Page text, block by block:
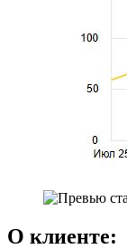
О клиенте: